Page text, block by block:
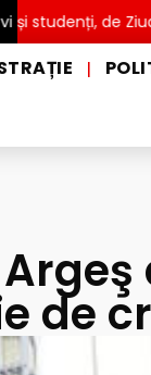
de Ziua
|
de